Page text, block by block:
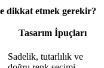
dikkat etmek gerekir?
Tasarım İpuçları
Sadelik, tutarlılık ve